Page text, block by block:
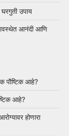
उपाय
आनंदी आणि
पौष्टिक आहे?
आहे?
होणारा